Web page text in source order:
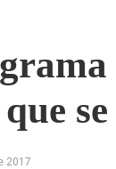
2017